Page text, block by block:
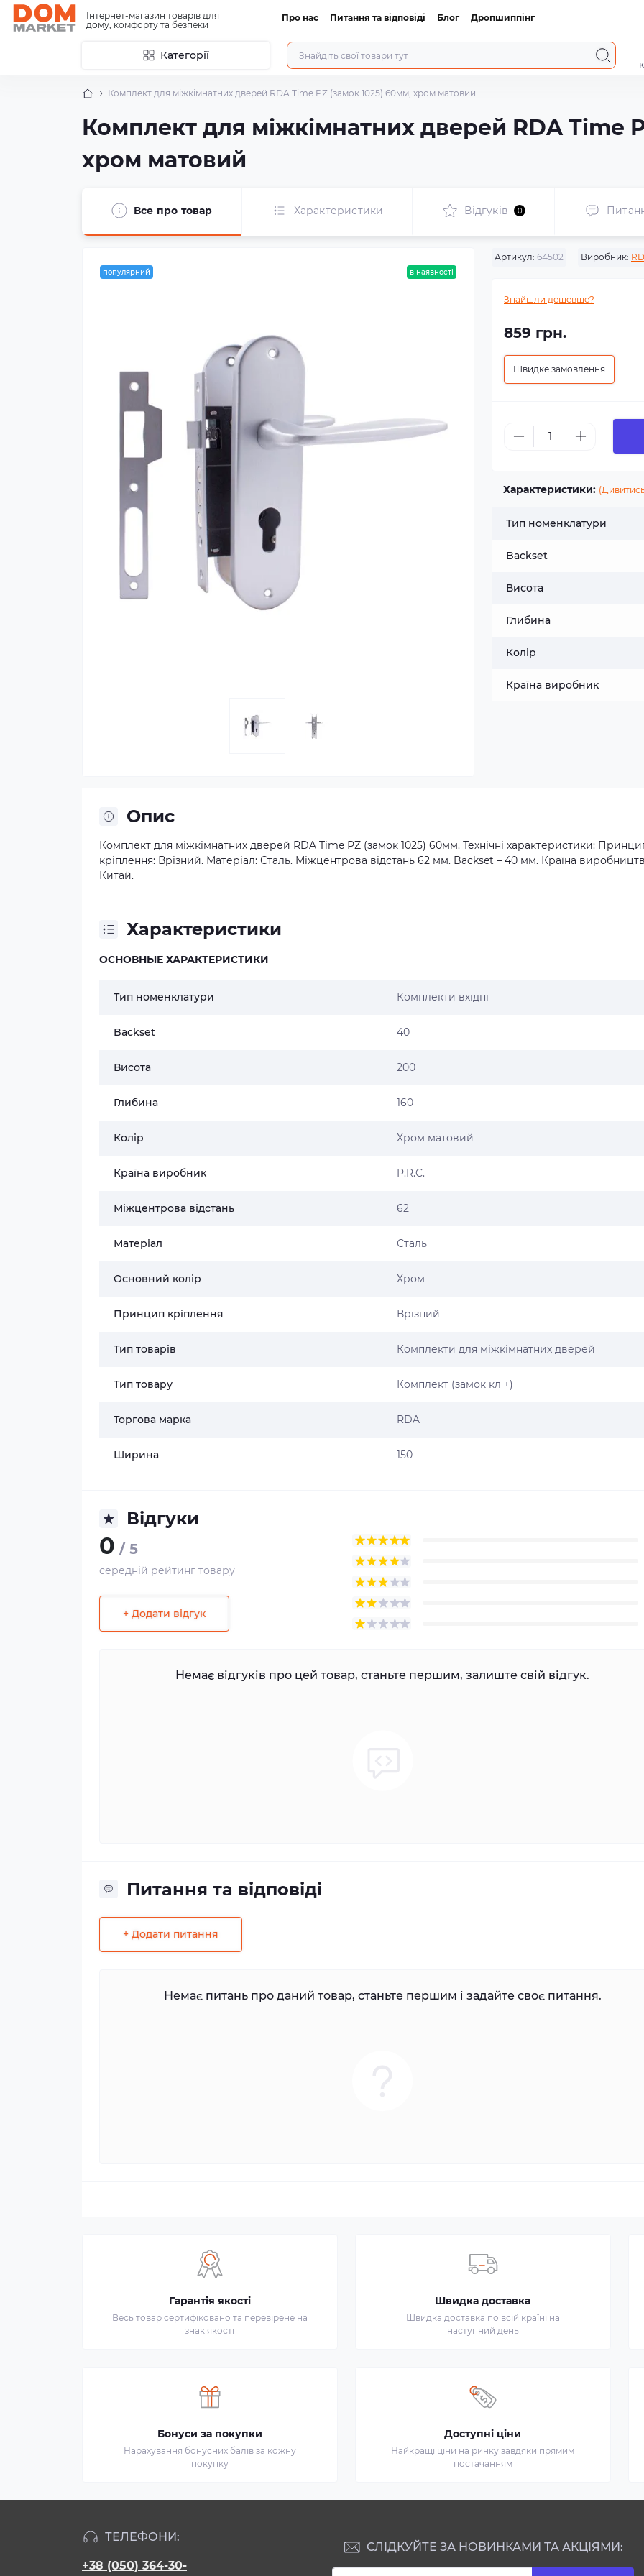
Інтернет-магазин товарів для
дому, комфорту та безпеки
Про нас Питання та відповіді Блог Дропшиппінг
Категорії
Комплект для міжкімнатних дверей RDA Time PZ (замок 1025) 60мм, хром матовий
Комплект для міжкімнатних дверей RDA Time
хром матовий
Все про товар Характеристики Відгуків 0
популярний в наявності
Артикул: 64502 Виробник:
Знайшли дешевше?
859 грн.
Швидке замовлення
Характеристики:
Тип номенклатури
Backset
Висота
Глибина
Колір
Країна виробник
Опис
Комплект для міжкімнатних дверей RDA Time PZ (замок 1025) 60мм. Технічні характеристики:
кріплення: Врізний. Матеріал: Сталь. Міжцентрова відстань 62 мм. Backset – 40 мм. Країна
Китай.
Характеристики
ОСНОВНЫЕ ХАРАКТЕРИСТИКИ
Тип номенклатури Комплекти вхідні
Backset 40
Висота 200
Глибина 160
Колір Хром матовий
Країна виробник P.R.C.
Міжцентрова відстань 62
Матеріал Сталь
Основний колір Хром
Принцип кріплення Врізний
Тип товарів Комплекти для міжкімнатних дверей
Тип товару Комплект (замок кл +)
Торгова марка RDA
Ширина 150
Відгуки
0 / 5
середній рейтинг товару
+ Додати відгук
Немає відгуків про цей товар, станьте першим, залиште свій відгук.
Питання та відповіді
+ Додати питання
Немає питань про даний товар, станьте першим і задайте своє питання.
Гарантія якості
Весь товар сертифіковано та перевірене на
знак якості
Швидка доставка
Швидка доставка по всій країні на
наступний день
Бонуси за покупки
Нарахування бонусних балів за кожну
покупку
Доступні ціни
Найкращі ціни на ринку завдяки прямим
постачанням
ТЕЛЕФОНИ:
+38 (050) 364-30-
СЛІДКУЙТЕ ЗА НОВИНКАМИ ТА АКЦІЯМИ: